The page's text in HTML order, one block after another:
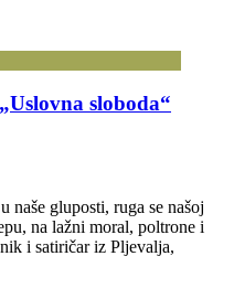
sloboda“
naše gluposti, ruga se našoj
na lažni moral, poltrone i
i satiričar iz Pljevalja,